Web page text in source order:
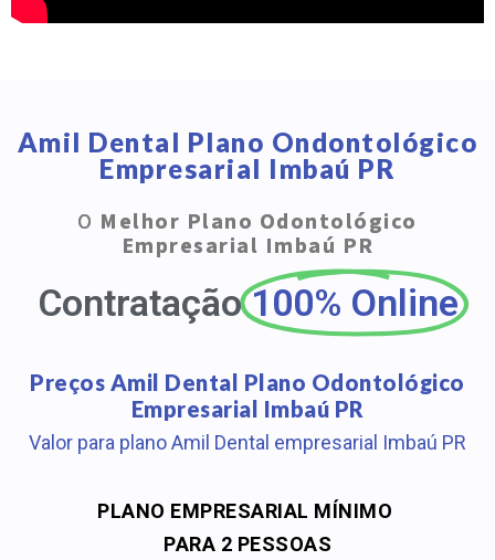
Amil Dental Plano Ondontológico
Empresarial Imbaú PR
O Melhor Plano Odontológico
Empresarial Imbaú PR
Contratação 100% Online
Preços Amil Dental Plano Odontológico
Empresarial Imbaú PR
Valor para plano Amil Dental empresarial Imbaú PR
PLANO EMPRESARIAL MÍNIMO
PARA 2 PESSOAS